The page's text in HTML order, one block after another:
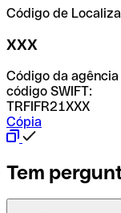
Código de
XXX
Código da agência
código SWIFT:
TRFIFR21XXX
Cópia
Tem